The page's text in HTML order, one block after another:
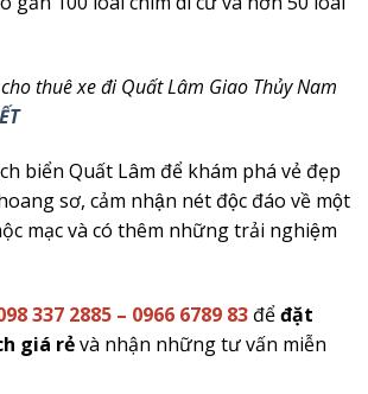
thuê xe đi Quất Lâm Giao Thủy Nam
biển Quất Lâm để khám phá vẻ đẹp
sơ, cảm nhận nét độc đáo về một
mạc và có thêm những trải nghiệm
337 2885 – 0966 6789 83 đểđặt
giá rẻvà nhận những tư vấn miễn